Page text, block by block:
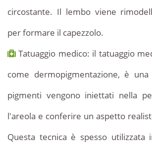
circostante. Il lembo viene
per formare il capezzolo.
Tatuaggio medico: il tatuaggio
come dermopigmentazione, è
pigmenti vengono iniettati nella
l'areola e conferire un aspetto
Questa tecnica è spesso utilizzata